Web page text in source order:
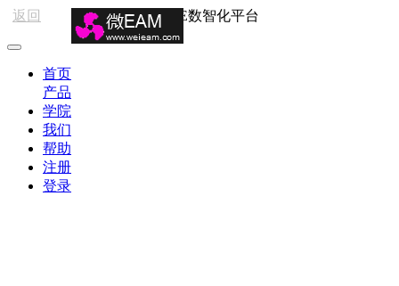
返回 HSE数智化平台
首页
产品
学院
我们
帮助
注册
登录